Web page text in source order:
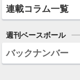
連載コラム一覧
週刊ベースボール
バックナンバー